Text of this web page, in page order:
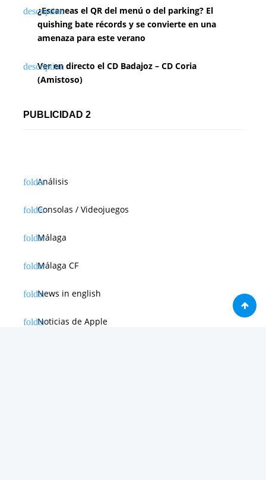
¿Escaneas el QR del menú o del parking? El
quishing bate récords y se convierte en una
amenaza para este verano
Ver en directo el CD Badajoz – CD Coria
(Amistoso)
PUBLICIDAD 2
Análisis
Consolas / Videojuegos
Málaga
Málaga CF
News in english
Noticias de Apple